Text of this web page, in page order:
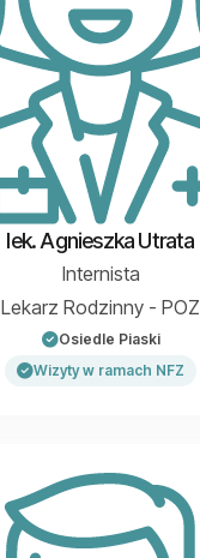
lek. Agnieszka Utrata
Internista
Lekarz Rodzinny - POZ
Osiedle Piaski
Wizyty w ramach NFZ